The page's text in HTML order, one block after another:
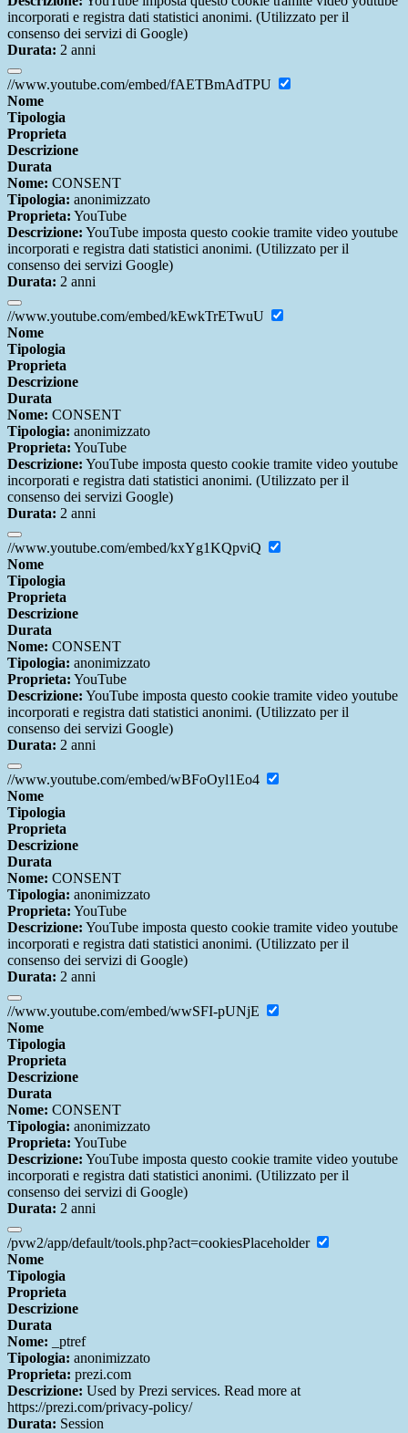
incorporati e registra dati statistici anonimi. (Utilizzato per il
consenso dei servizi di Google)
Durata: 2 anni
//www.youtube.com/embed/fAETBmAdTPU
Nome
Tipologia
Proprieta
Descrizione
Durata
Nome: CONSENT
Tipologia: anonimizzato
Proprieta: YouTube
Descrizione: YouTube imposta questo cookie tramite video youtube
incorporati e registra dati statistici anonimi. (Utilizzato per il
consenso dei servizi Google)
Durata: 2 anni
//www.youtube.com/embed/kEwkTrETwuU
Nome
Tipologia
Proprieta
Descrizione
Durata
Nome: CONSENT
Tipologia: anonimizzato
Proprieta: YouTube
Descrizione: YouTube imposta questo cookie tramite video youtube
incorporati e registra dati statistici anonimi. (Utilizzato per il
consenso dei servizi Google)
Durata: 2 anni
//www.youtube.com/embed/kxYg1KQpviQ
Nome
Tipologia
Proprieta
Descrizione
Durata
Nome: CONSENT
Tipologia: anonimizzato
Proprieta: YouTube
Descrizione: YouTube imposta questo cookie tramite video youtube
incorporati e registra dati statistici anonimi. (Utilizzato per il
consenso dei servizi Google)
Durata: 2 anni
//www.youtube.com/embed/wBFoOyl1Eo4
Nome
Tipologia
Proprieta
Descrizione
Durata
Nome: CONSENT
Tipologia: anonimizzato
Proprieta: YouTube
Descrizione: YouTube imposta questo cookie tramite video youtube
incorporati e registra dati statistici anonimi. (Utilizzato per il
consenso dei servizi di Google)
Durata: 2 anni
//www.youtube.com/embed/wwSFI-pUNjE
Nome
Tipologia
Proprieta
Descrizione
Durata
Nome: CONSENT
Tipologia: anonimizzato
Proprieta: YouTube
Descrizione: YouTube imposta questo cookie tramite video youtube
incorporati e registra dati statistici anonimi. (Utilizzato per il
consenso dei servizi di Google)
Durata: 2 anni
/pvw2/app/default/tools.php?act=cookiesPlaceholder
Nome
Tipologia
Proprieta
Descrizione
Durata
Nome: _ptref
Tipologia: anonimizzato
Proprieta: prezi.com
Descrizione: Used by Prezi services. Read more at
https://prezi.com/privacy-policy/
Durata: Session